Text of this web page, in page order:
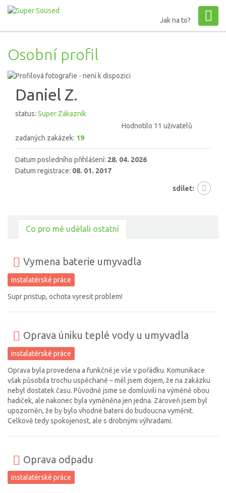
Jak na to?
Osobní profil
Daniel Z.
status: Super Zákazník
Hodnotilo 11 uživatelů
zadaných zakázek: 19
Datum posledního přihlášení: 28. 04. 2026
Datum registrace: 08. 01. 2017
sdílet:
Co pro mě udělali ostatní
Vymena baterie umyvadla
instalatérské práce
Supr pristup, ochota vyresit problem!
Oprava úniku teplé vody u umyvadla
instalatérské práce
Oprava byla provedena a funkčně je vše v pořádku. Komunikace
však působila trochu uspěchaně – měl jsem dojem, že na zakázku
nebyl dostatek času. Původně jsme se domluvili na výměně obou
hadiček, ale nakonec byla vyměněna jen jedna. Zároveň jsem byl
upozorněn, že by bylo vhodné baterii do budoucna vyměnit.
Celkově tedy spokojenost, ale s drobnými výhradami.
Oprava odpadu
instalatérské práce